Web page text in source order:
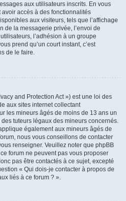
aux utilisateurs inscrits. En vous
accès à des fonctionnalités
aux visiteurs, tels que l’affichage
de la messagerie privée, l’envoi de
l’adhésion à un groupe
prend qu’un court instant, c’est
de le faire.
and Protection Act ») est une loi des
aux sites internet collectant
les mineurs âgés de moins de 13 ans un
tuteurs légaux des mineurs concernés.
également aux mineurs âgés de
nous vous conseillons de contacter
renseigner. Veuillez noter que phpBB
forum ne peuvent pas vous proposer
pas être contactés à ce sujet, excepté
« Qui dois-je contacter à propos de
liés à ce forum ? ».